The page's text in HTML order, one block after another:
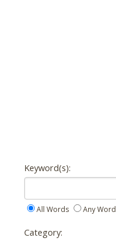
Keyword(s):
All Words Any Word
Category: